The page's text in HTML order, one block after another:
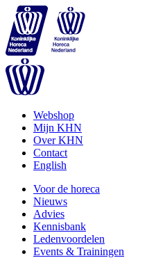
Webshop
Mijn KHN
Over KHN
Contact
English
Voor de horeca
Nieuws
Advies
Kennisbank
Ledenvoordelen
Events & Trainingen